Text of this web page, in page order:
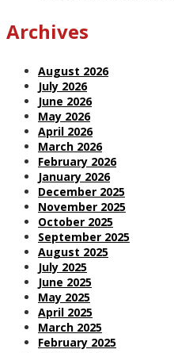
Archives
August 2026
July 2026
June 2026
May 2026
April 2026
March 2026
February 2026
January 2026
December 2025
November 2025
October 2025
September 2025
August 2025
July 2025
June 2025
May 2025
April 2025
March 2025
February 2025